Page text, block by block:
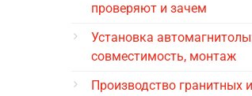
проверяют и зачем
Установка
совместимость, монтаж
Производство гранитных